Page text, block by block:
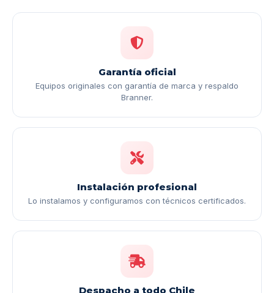
Garantía oficial
Equipos originales con garantía de marca y respaldo
Branner.
Instalación profesional
Lo instalamos y configuramos con técnicos certificados.
Despacho a todo Chile